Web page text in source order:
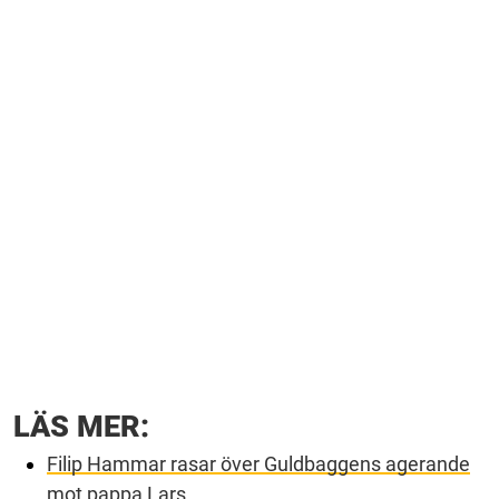
LÄS MER:
Filip Hammar rasar över Guldbaggens agerande
mot pappa Lars